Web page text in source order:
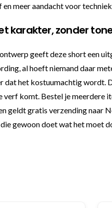
en meer aandacht voor
karakter, zonder
geeft deze short een
al hoeft niemand daar
dat het kostuumachtig wordt.
verf komt. Bestel je
geldt gratis verzending naar
gewoon doet wat het moet